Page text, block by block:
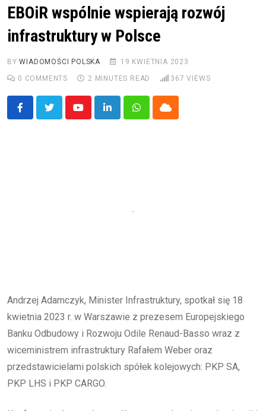
EBOiR wspólnie wspierają rozwój
infrastruktury w Polsce
BYWIADOMOŚCI POLSKA
19 KWIETNIA 2023
0 COMMENTS 2 MINUTES READ 367 VIEWS
YoutubeLinkedInWhatsappCloud
Andrzej Adamczyk, Minister Infrastruktury, spotkał się 18
kwietnia 2023 r. w Warszawie z prezesem Europejskiego
Banku Odbudowy i Rozwoju Odile Renaud-Basso wraz z
wiceministrem infrastruktury Rafałem Weber oraz
przedstawicielami polskich spółek kolejowych: PKP SA,
PKP LHS i PKP CARGO.